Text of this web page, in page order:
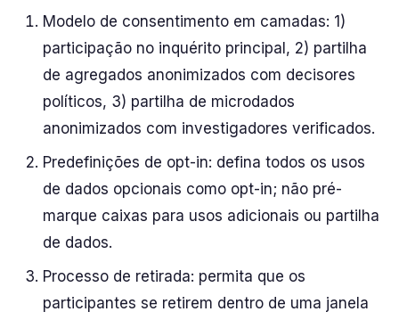
Modelo de consentimento em camadas: 1)
participação no inquérito principal, 2) partilha
de agregados anonimizados com decisores
políticos, 3) partilha de microdados
anonimizados com investigadores verificados.
Predefinições de opt-in: defina todos os usos
de dados opcionais como opt-in; não pré-
marque caixas para usos adicionais ou partilha
de dados.
Processo de retirada: permita que os
participantes se retirem dentro de uma janela